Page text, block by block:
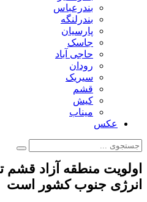
بندرعباس
بندرلنگه
پارسیان
جاسک
حاجی آباد
رودان
سیریک
قشم
کیش
میناب
عکس
اولویت منطقه آزاد
انرژی جنوب کشور است